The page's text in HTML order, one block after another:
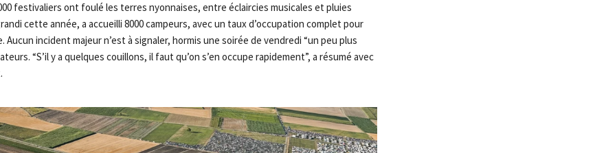
festivaliers ont foulé les terres nyonnaises, entre éclaircies musicales et pluies
cette année, a accueilli 8000 campeurs, avec un taux d’occupation complet pour
incident majeur n’est à signaler, hormis une soirée de vendredi “un peu plus
“S’il y a quelques couillons, il faut qu’on s’en occupe rapidement”, a résumé avec